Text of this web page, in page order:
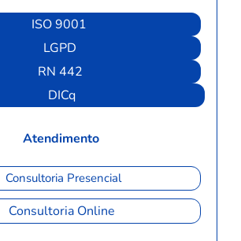
ISO 9001
LGPD
RN 442
DICq
Atendimento
Consultoria Presencial
Consultoria Online